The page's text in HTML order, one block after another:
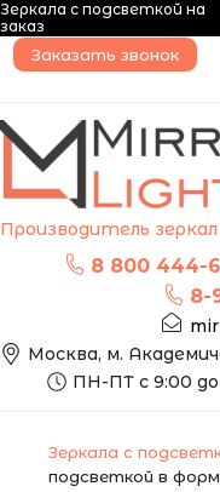
Зеркала с подсветкой на
заказ
Производитель
8 800 444-
8-
Москва, м.
ПН-ПТ с 9:00 до
Заказать звонок
Зеркала с
подсветкой в
изготовить по вашим
размерам
-